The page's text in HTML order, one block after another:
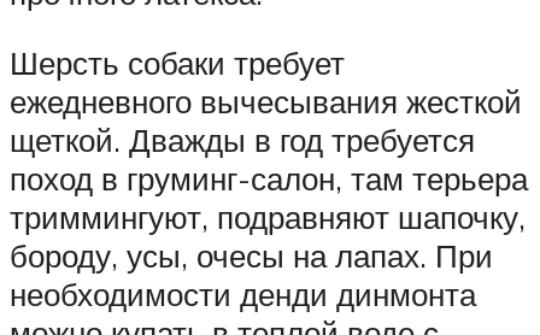
Шерсть собаки требует
ежедневного вычесывания жесткой
щеткой. Дважды в год требуется
поход в груминг-салон, там терьера
триммингуют, подравняют шапочку,
бороду, усы, очесы на лапах. При
необходимости денди динмонта